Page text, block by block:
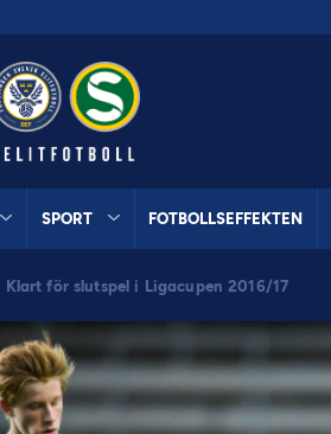
SPORT FOTBOLLSEFFEKTEN
Klart för slutspel i Ligacupen 2016/17